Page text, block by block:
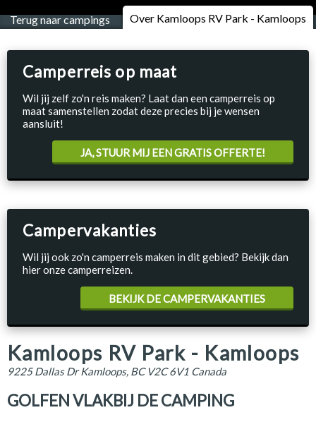
Terug naar campings Over Kamloops RV Park - Kamloops
Kamloops RV Park - Kamloops
9225 Dallas Dr Kamloops, BC V2C 6V1 Canada
GOLFEN VLAKBIJ DE CAMPING
Camperreis op maat
Wil jij zelf zo'n reis maken? Laat dan een camperreis op
maat samenstellen zodat deze precies bij je wensen
aansluit!
JA, STUUR MIJ EEN GRATIS OFFERTE!
Campervakanties
Wil jij ook zo'n camperreis maken in dit gebied? Bekijk dan
hier onze camperreizen.
BEKIJK DE CAMPERVAKANTIES